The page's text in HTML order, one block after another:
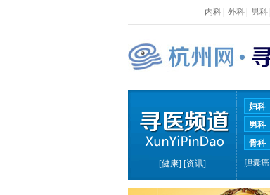
内科 外科 男科
[健康] [资讯]
妇科
男科
骨科
胆囊癌